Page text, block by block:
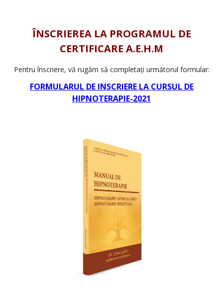
ÎNSCRIEREA LA PROGRAMUL DE
CERTIFICARE A.E.H.M
Pentru înscriere, vă rugăm să completați următorul formular:
FORMULARUL DE INSCRIERE LA CURSUL DE
HIPNOTERAPIE-2021